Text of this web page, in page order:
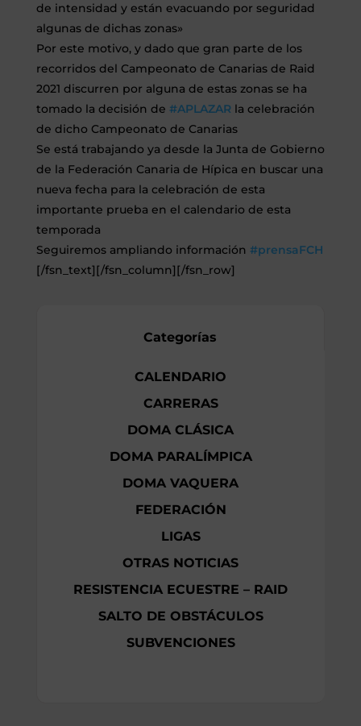
de intensidad y están evacuando por seguridad
algunas de dichas zonas»
Por este motivo, y dado que gran parte de los
recorridos del Campeonato de Canarias de Raid
2021 discurren por alguna de estas zonas se ha
tomado la decisión de #APLAZARla celebración
de dicho Campeonato de Canarias
Se está trabajando ya desde la Junta de Gobierno
de la Federación Canaria de Hípica en buscar una
nueva fecha para la celebración de esta
importante prueba en el calendario de esta
temporada
Seguiremos ampliando información #prensaFCH
[/fsn_text][/fsn_column][/fsn_row]
Categorías
CALENDARIO
CARRERAS
DOMA CLÁSICA
DOMA PARALÍMPICA
DOMA VAQUERA
FEDERACIÓN
LIGAS
OTRAS NOTICIAS
RESISTENCIA ECUESTRE – RAID
SALTO DE OBSTÁCULOS
SUBVENCIONES